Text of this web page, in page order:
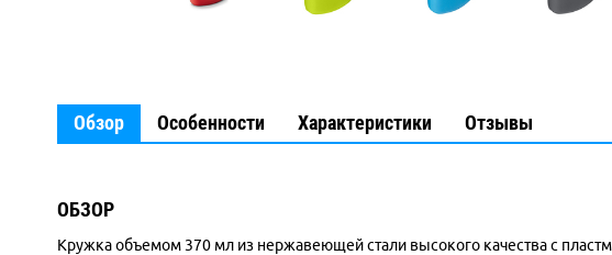
Обзор Особенности Характеристики Отзывы
ОБЗОР
Кружка объемом 370 мл из нержавеющей стали высокого качества с